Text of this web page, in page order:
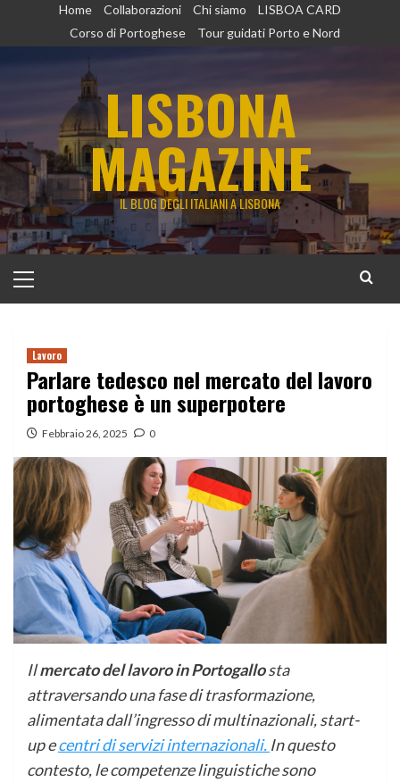
Home Collaborazioni Chi siamo
LISBOA CARD
Corso di Portoghese
Tour guidati Porto e Nord
LISBONA
MAGAZINE
IL BLOG DEGLI ITALIANI A LISBONA
principale
Lavoro
Parlare tedesco nel mercato del lavoro
portoghese è un superpotere
Febbraio 26, 2025 0
Ilmercato del lavoro in Portogallosta
attraversando una fase di trasformazione,
alimentata dall’ingresso di multinazionali, start-
up ecentri di servizi internazionali. In questo
contesto, le competenze linguistiche sono